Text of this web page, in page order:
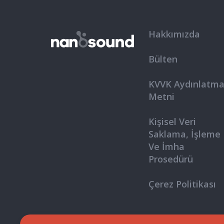
Hakkımızda
Bülten
KVVK Aydınlatma
Metni
Kişisel Veri
Saklama, İşleme
Ve İmha
Prosedürü
Çerez Politikası